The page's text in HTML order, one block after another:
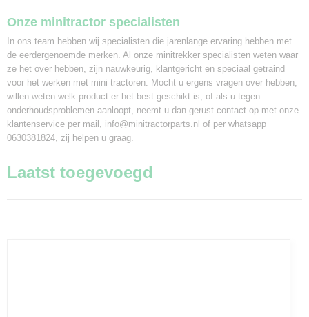
Onze minitractor specialisten
In ons team hebben wij specialisten die jarenlange ervaring hebben met
de eerdergenoemde merken. Al onze minitrekker specialisten weten waar
ze het over hebben, zijn nauwkeurig, klantgericht en speciaal getraind
voor het werken met mini tractoren. Mocht u ergens vragen over hebben,
willen weten welk product er het best geschikt is, of als u tegen
onderhoudsproblemen aanloopt, neemt u dan gerust contact op met onze
klantenservice per mail, info@minitractorparts.nl of per whatsapp
0630381824, zij helpen u graag.
Laatst toegevoegd